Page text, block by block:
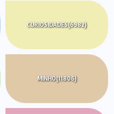
CURIOSIDADES(6982)
MINHO(11806)